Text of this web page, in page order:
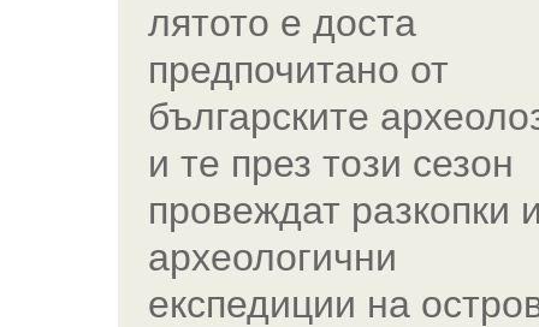
лятото е доста
предпочитано от
българските
и те през този сезон
провеждат разкопки
археологични
експедиции на